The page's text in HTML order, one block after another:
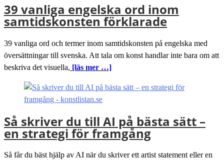
39 vanliga engelska ord inom
samtidskonsten förklarade
39 vanliga ord och termer inom samtidskonsten på engelska med
översättningar till svenska. Att tala om konst handlar inte bara om att
beskriva det visuella, [läs mer …]
Så skriver du till AI på bästa sätt –
en strategi för framgång
Så får du bäst hjälp av AI när du skriver ett artist statement eller en